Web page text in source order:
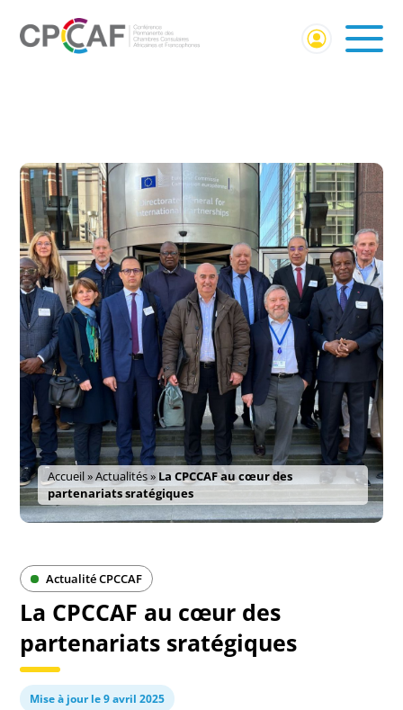
Accueil»Actualités» La CPCCAF au cœur des
partenariats sratégiques
Actualité CPCCAF
La CPCCAF au cœur des
partenariats sratégiques
Mise à jour le 9 avril 2025